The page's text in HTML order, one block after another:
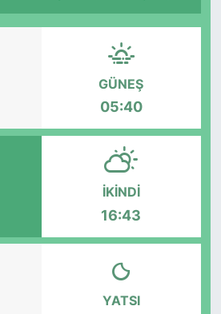
GÜNEŞ
05:40
İKINDI
16:43
YATSI